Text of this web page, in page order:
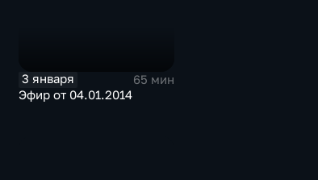
3 января
65 мин
Эфир от 04.01.2014